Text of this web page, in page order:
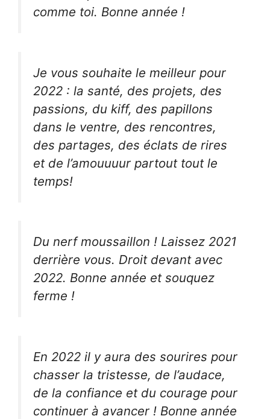
comme toi. Bonne année !
Je vous souhaite le meilleur pour
2022 : la santé, des projets, des
passions, du kiff, des papillons
dans le ventre, des rencontres,
des partages, des éclats de rires
et de l’amouuuur partout tout le
temps!
Du nerf moussaillon ! Laissez 2021
derrière vous. Droit devant avec
2022. Bonne année et souquez
ferme !
En 2022 il y aura des sourires pour
chasser la tristesse, de l’audace,
de la confiance et du courage pour
continuer à avancer ! Bonne année